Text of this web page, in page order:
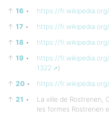
↑ 16 •
https://fr.wikipedia.org/
↑ 17 •
https://
↑ 18 •
https://
↑ 19 •
https://
1322
)
↑ 20 •
https://
↑ 21 •
La ville de Rostrenen,
les formes Rostrenen